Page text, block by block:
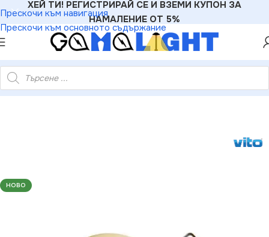
Прескочи към навигация
Прескочи към основното съдържание
ХЕЙ ТИ! РЕГИСТРИРАЙ СЕ И ВЗЕМИ КУПОН ЗА
НАМАЛЕНИЕ ОТ 5%
2010850 VT9232-20W MATTE CHROME IP20 20W G4 220V
НОВО